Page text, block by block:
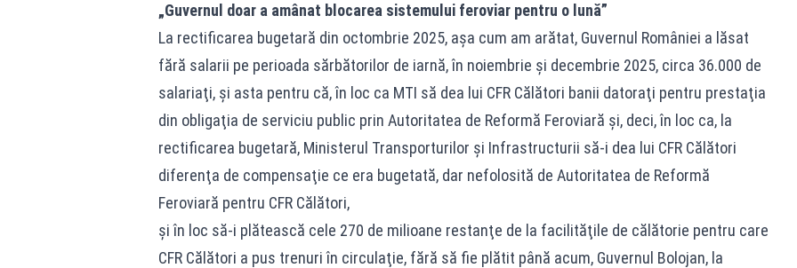
„Guvernul doar a amânat blocarea sistemului feroviar pentru o lună”
La rectificarea bugetară din octombrie 2025, aşa cum am arătat, Guvernul României a lăsat
fără salarii pe perioada sărbătorilor de iarnă, în noiembrie şi decembrie 2025, circa 36.000 de
salariaţi, şi asta pentru că, în loc ca MTI să dea lui CFR Călători banii datoraţi pentru prestaţia
din obligaţia de serviciu public prin Autoritatea de Reformă Feroviară şi, deci, în loc ca, la
rectificarea bugetară, Ministerul Transporturilor şi Infrastructurii să-i dea lui CFR Călători
diferenţa de compensaţie ce era bugetată, dar nefolosită de Autoritatea de Reformă
Feroviară pentru CFR Călători,
şi în loc să-i plătească cele 270 de milioane restanţe de la facilităţile de călătorie pentru care
CFR Călători a pus trenuri în circulaţie, fără să fie plătit până acum, Guvernul Bolojan, la